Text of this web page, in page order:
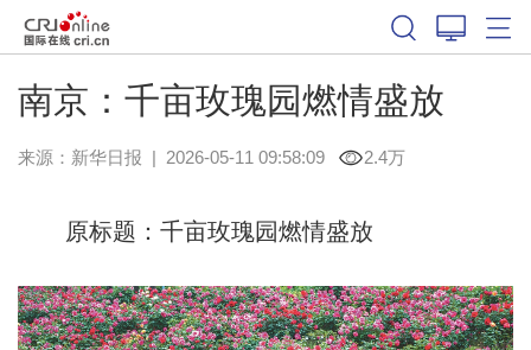
南京：千亩玫瑰园燃情盛放
来源： 新华日报 | 2026-05-11 09:58:09 2.4万
原标题：千亩玫瑰园燃情盛放